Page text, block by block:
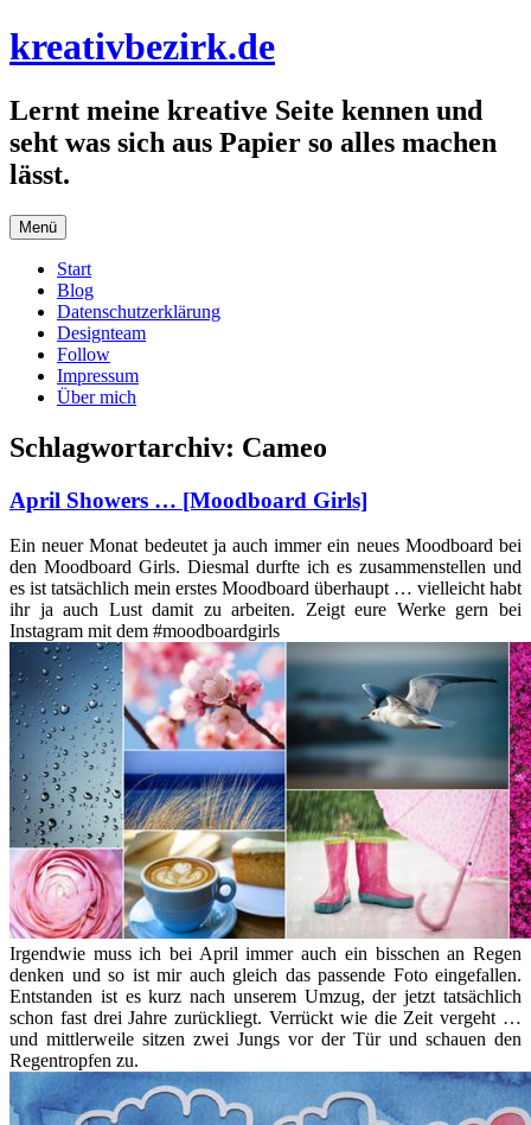
Zum
Inhalt
kreativbezirk.de
Lernt meine kreative Seite kennen und
seht was sich aus Papier so alles machen
lässt.
Menü
Start
Blog
Datenschutzerklärung
Designteam
Follow
Impressum
Über mich
Schlagwortarchiv: Cameo
April Showers … [Moodboard Girls]
Ein neuer Monat bedeutet ja auch immer ein neues Moodboard bei
den Moodboard Girls. Diesmal durfte ich es zusammenstellen und
es ist tatsächlich mein erstes Moodboard überhaupt … vielleicht habt
ihr ja auch Lust damit zu arbeiten. Zeigt eure Werke gern bei
Instagram mit dem #moodboardgirls
Irgendwie muss ich bei April immer auch ein bisschen an Regen
denken und so ist mir auch gleich das passende Foto eingefallen.
Entstanden ist es kurz nach unserem Umzug, der jetzt tatsächlich
schon fast drei Jahre zurückliegt. Verrückt wie die Zeit vergeht …
und mittlerweile sitzen zwei Jungs vor der Tür und schauen den
Regentropfen zu.